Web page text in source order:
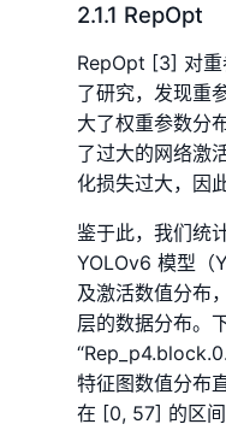
2.1.1 RepOpt
RepOpt [3] 对重
了研究，发现重
大了权重参数分
了过大的网络激
化损失过大，因
鉴于此，我们统
YOLOv6 模型（
及激活数值分布
层的数据分布。
特征图数值分布
在 [0, 57] 的区